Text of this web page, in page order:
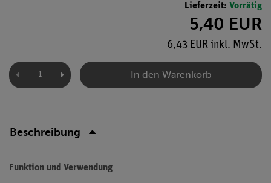
Lieferzeit: Vorrätig
5,40 EUR
6,43 EUR inkl. MwSt.
In den Warenkorb
Beschreibung
Funktion und Verwendung